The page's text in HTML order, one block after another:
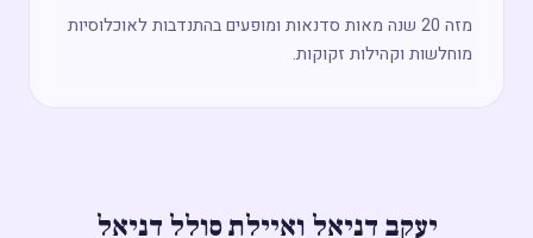
מזה 20 שנה מאות סדנאות ומופעים בהתנדבות לאוכלוסיות
מוחלשות וקהילות זקוקות.
יעקב דניאל ואיילת סולל דניאל